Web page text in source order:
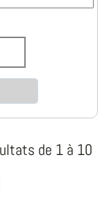
de 1 à 10